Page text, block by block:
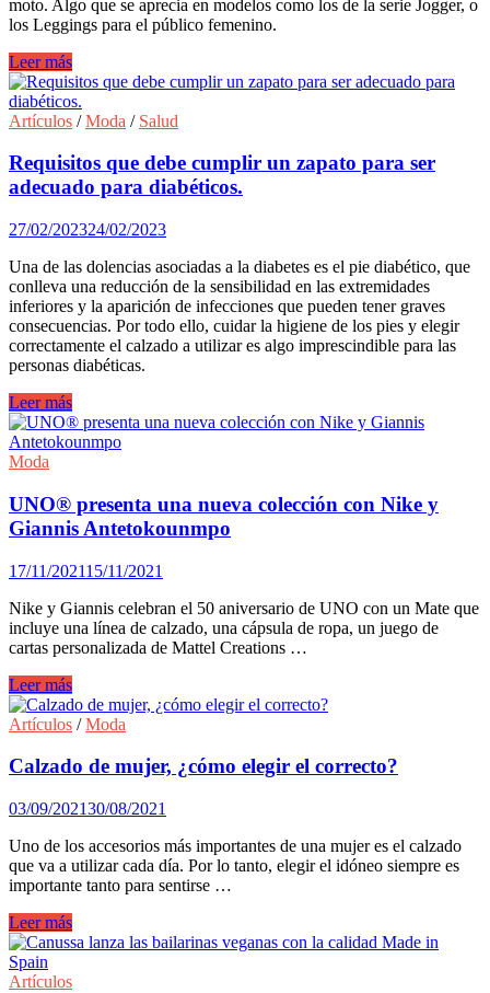
moto. Algo que se aprecia en modelos como los de la serie Jogger, o
los Leggings para el público femenino.
Moda
para
moter@s:
By
presenta
nueva
primavera/verano
2023.
Leer más
Artículos /Moda / Salud
Requisitos que debe cumplir un zapato para ser
adecuado para diabéticos.
27/02/202324/02/2023
Una de las dolencias asociadas a la diabetes es el pie diabético, que
conlleva una reducción de la sensibilidad en las extremidades
inferiores y la aparición de infecciones que pueden tener graves
consecuencias. Por todo ello, cuidar la higiene de los pies y elegir
correctamente el calzado a utilizar es algo imprescindible para las
personas diabéticas.
Requisitos
que
debe
cumplir
zapato
para
ser
para
diabéticos.
Leer más
Moda
UNO® presenta una nueva colección con Nike y
Giannis Antetokounmpo
17/11/202115/11/2021
Nike y Giannis celebran el 50 aniversario de UNO con un Mate que
incluye una línea de calzado, una cápsula de ropa, un juego de
cartas personalizada de Mattel Creations …
UNO®
presenta
una
colección
Nike
y
Giannis
Antetokounmpo
Leer más
Artículos /Moda
Calzado de mujer, ¿cómo elegir el correcto?
03/09/202130/08/2021
Uno de los accesorios más importantes de una mujer es el calzado
que va a utilizar cada día. Por lo tanto, elegir el idóneo siempre es
importante tanto para sentirse …
Calzado
de
mujer,
¿cómo
Leer más
Artículos